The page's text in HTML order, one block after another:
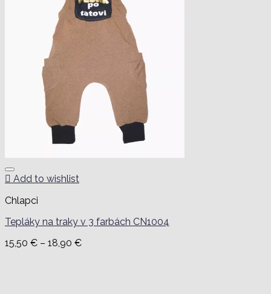
Add to wishlist
Chlapci
Tepláky na traky v 3 farbách CN1004
15,50 € – 18,90 €Price